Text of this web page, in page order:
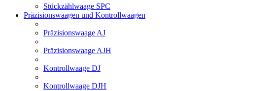
Stückzählwaage SPC
Präzisionswaagen und Kontrollwaagen
Präzisionswaage AJ
Präzisionswaage AJH
Kontrollwaage DJ
Kontrollwaage DJH